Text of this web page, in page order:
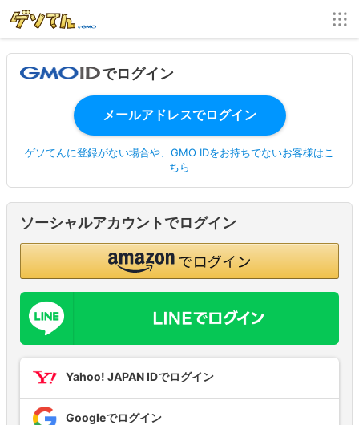
でログイン
ゲソてんに登録がない場合や、GMO IDをお持ちでないお客様はこ
ちら
ソーシャルアカウントでログイン
Yahoo! JAPAN IDでログイン
Googleでログイン